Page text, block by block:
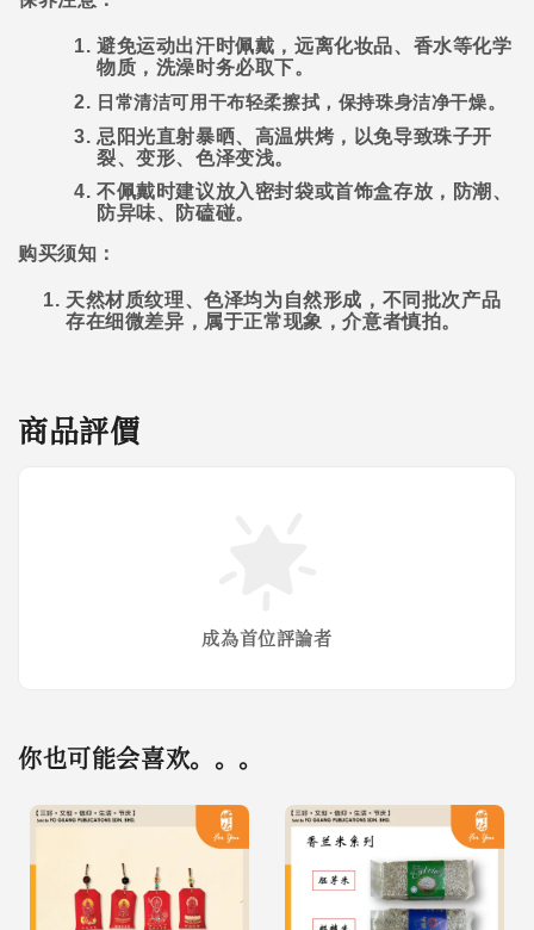
避免运动出汗时佩戴，远离化妆品、香水等化学
物质，洗澡时务必取下。
日常清洁可用干布轻柔擦拭，保持珠身洁净干燥。
忌阳光直射暴晒、高温烘烤，以免导致珠子开
裂、变形、色泽变浅。
不佩戴时建议放入密封袋或首饰盒存放，防潮、
防异味、防磕碰。
购买须知：
天然材质纹理、色泽均为自然形成，不同批次产品
存在细微差异，属于正常现象，介意者慎拍。
商品評價
成為首位評論者
你也可能会喜欢。。。